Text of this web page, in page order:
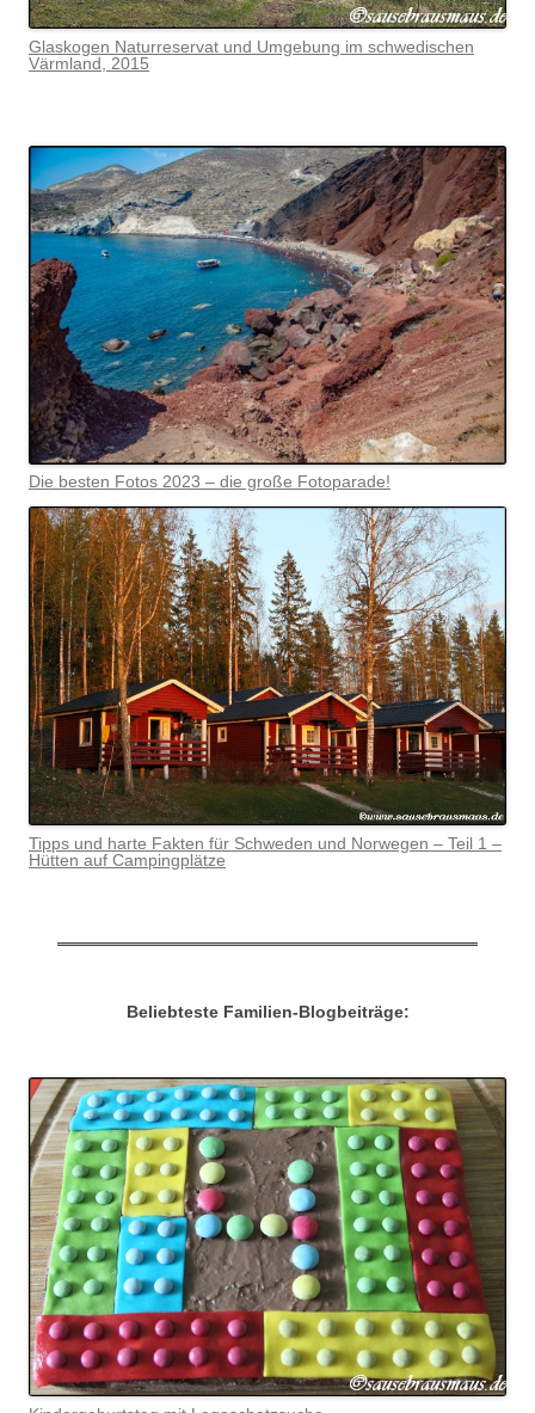
Glaskogen Naturreservat und Umgebung im schwedischen
Värmland, 2015
Die besten Fotos 2023 – die große Fotoparade!
Tipps und harte Fakten für Schweden und Norwegen – Teil 1 –
Hütten auf Campingplätze
Beliebteste Familien-Blogbeiträge: